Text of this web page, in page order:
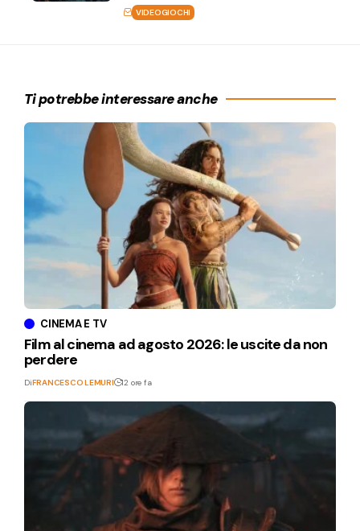
VIDEOGIOCHI
Ti potrebbe interessare anche
CINEMA E TV
Film al cinema ad agosto 2026: le uscite da non
perdere
DiFRANCESCO LEMURI 12 ore fa